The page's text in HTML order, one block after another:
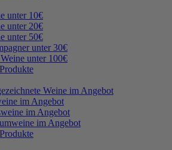
unter 10€
unter 20€
unter 50€
unter 30€
unter 100€
Weine im Angebot
im Angebot
im Angebot
im Angebot